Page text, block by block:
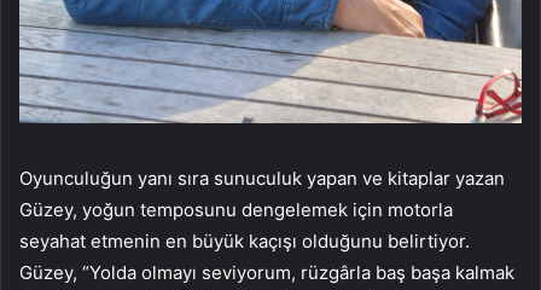
Oyunculuğun yanı sıra sunuculuk yapan ve kitaplar yazan
Güzey, yoğun temposunu dengelemek için motorla
seyahat etmenin en büyük kaçışı olduğunu belirtiyor.
Güzey, “Yolda olmayı seviyorum, rüzgârla baş başa kalmak